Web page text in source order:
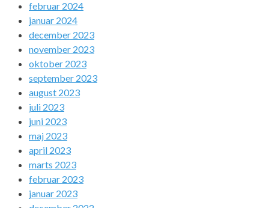
februar 2024
januar 2024
december 2023
november 2023
oktober 2023
september 2023
august 2023
juli 2023
juni 2023
maj 2023
april 2023
marts 2023
februar 2023
januar 2023